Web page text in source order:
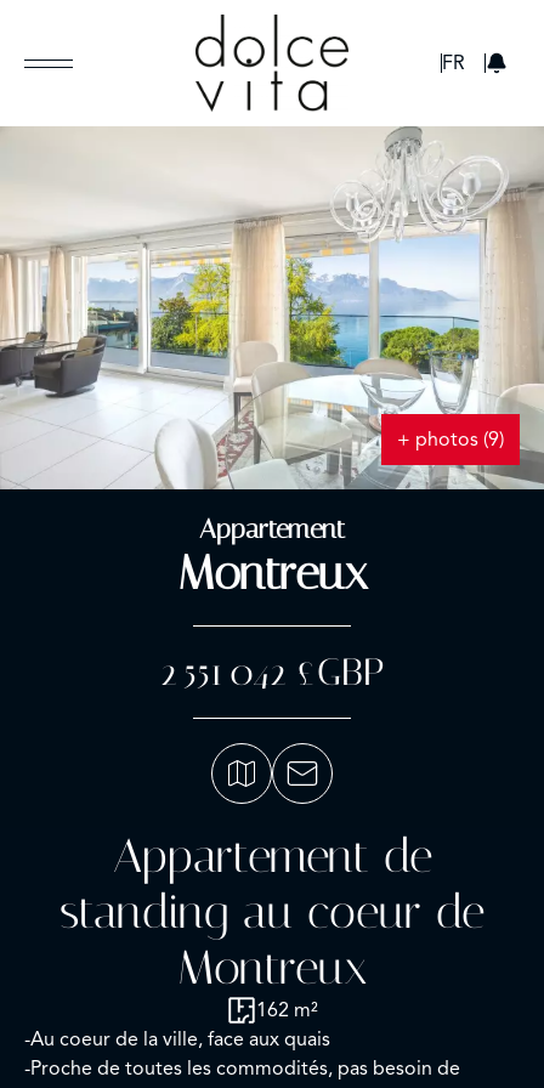
FR
+ photos (9)
Appartement
Montreux
2 551 042 £GBP
Appartement de
standing au coeur de
Montreux
162 m²
-Au coeur de la ville, face aux quais
-Proche de toutes les commodités, pas besoin de